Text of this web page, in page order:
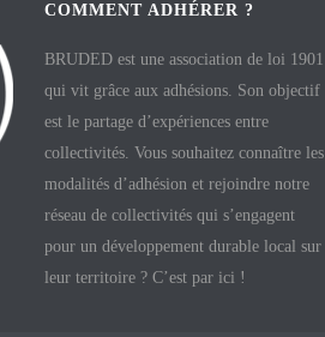
COMMENT ADHÉRER ?
BRUDED est une association de loi 1901
qui vit grâce aux adhésions. Son objectif
est le partage d’expériences entre
collectivités. Vous souhaitez connaître les
modalités d’adhésion et rejoindre notre
réseau de collectivités qui s’engagent
pour un développement durable local sur
leur territoire ? C’est par ici !